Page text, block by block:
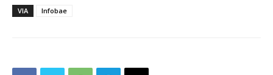
VIA Infobae